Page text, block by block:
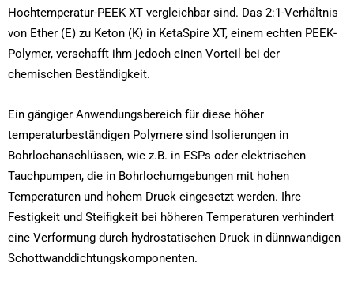
Hochtemperatur-PEEK XT vergleichbar sind. Das 2:1-Verhältnis
von Ether (E) zu Keton (K) in KetaSpire XT, einem echten PEEK-
Polymer, verschafft ihm jedoch einen Vorteil bei der
chemischen Beständigkeit.
Ein gängiger Anwendungsbereich für diese höher
temperaturbeständigen Polymere sind Isolierungen in
Bohrlochanschlüssen, wie z.B. in ESPs oder elektrischen
Tauchpumpen, die in Bohrlochumgebungen mit hohen
Temperaturen und hohem Druck eingesetzt werden. Ihre
Festigkeit und Steifigkeit bei höheren Temperaturen verhindert
eine Verformung durch hydrostatischen Druck in dünnwandigen
Schottwanddichtungskomponenten.